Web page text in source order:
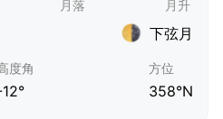
下弦月
度角 方位
358°N